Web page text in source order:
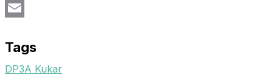
Twitter
Tags
DP3A Kukar